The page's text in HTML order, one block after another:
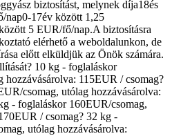
biztosítást, melynek díja18és
nap0-17év között 1,25
5 EUR/fő/nap.A biztosításra
elérhető a weboldalunkon, de
előtt elküldjük az Önök számára.
10 kg - foglaláskor
hozzávásárolva: 115EUR / csomag?
csomag, utólag hozzávásárolva:
- foglaláskor 160EUR/csomag,
/ csomag? 32 kg -
utólag hozzávásárolva: